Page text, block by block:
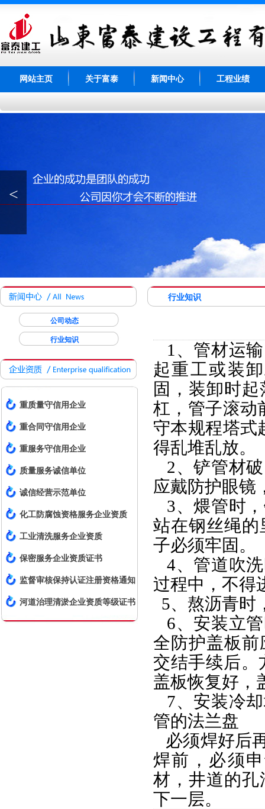
网站主页 关于富泰 新闻中心 工程业绩
<
公司动态
行业知识
重质量守信用企业
重合同守信用企业
重服务守信用企业
质量服务诚信单位
诚信经营示范单位
化工防腐蚀资格服务企业资质
工业清洗服务企业资质
保密服务企业资质证书
监督审核保持认证注册资格通知
书 河道治理清淤企业资质等级证书
行业知识
1、管材运
起重工或装
固，装卸时
杠，管子滚动
守本规程塔式
得乱堆乱放。
2、铲管材
应戴防护眼镜
3、煨管时
站在钢丝绳
子必须牢固。
4、管道吹
过程中，不得
5、熬沥青时
6、安装立
全防护盖板
交结手续后。
盖板恢复好，
7、安装冷
管的法兰盘
必须焊好后
焊前，必须
材，井道的
下一层。